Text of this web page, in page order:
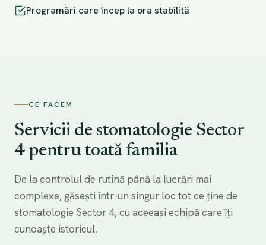
Programări care încep la ora stabilită
CE FACEM
Servicii de stomatologie Sector
4 pentru toată familia
De la controlul de rutină până la lucrări mai
complexe, găsești într-un singur loc tot ce ține de
stomatologie Sector 4, cu aceeași echipă care îți
cunoaște istoricul.